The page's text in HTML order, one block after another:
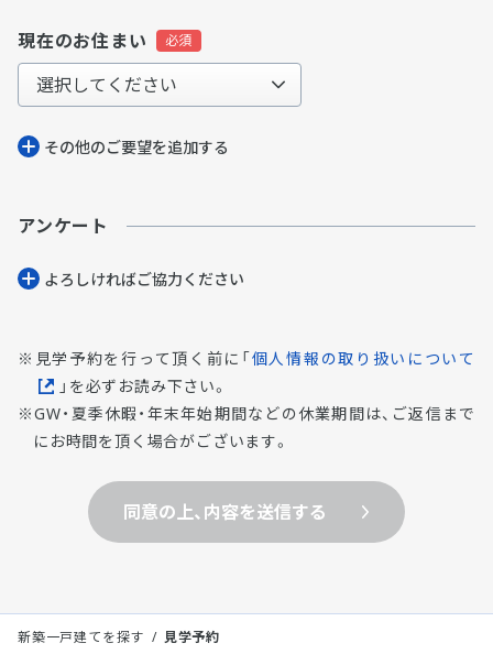
現在のお住まい
その他のご要望を追加する
アンケート
よろしければご協⼒ください
見学予約を行って頂く前に「個人情報の取り扱いについて
」を必ずお読み下さい。
GW・夏季休暇・年末年始期間などの休業期間は、ご返信まで
にお時間を頂く場合がございます。
同意の上、内容を送信する
新築一戸建てを探す 見学予約